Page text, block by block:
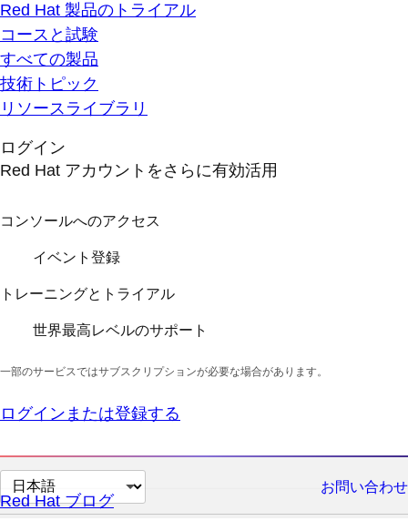
Red Hat 製品のトライアル
コースと試験
すべての製品
技術トピック
リソースライブラリ
ログイン
Red Hat アカウントをさらに有効活用
コンソールへのアクセス
イベント登録
トレーニングとトライアル
世界最高レベルのサポート
一部のサービスではサブスクリプションが必要な場合があります。
ログインまたは登録する
ペ
ー
お問い合わせ
Red Hat ブログ